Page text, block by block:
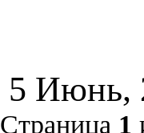
5 Июнь,
Страница 1